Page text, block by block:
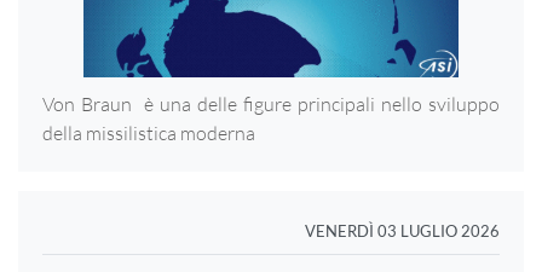
Von Braun è una delle figure principali nello sviluppo
della missilistica moderna
VENERDÌ 03 LUGLIO 2026